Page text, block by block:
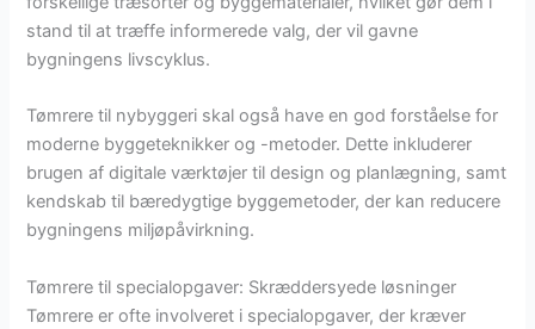
stand til at træffe informerede valg, der vil gavne
bygningens livscyklus.
Tømrere til nybyggeri skal også have en god forståelse for
moderne byggeteknikker og -metoder. Dette inkluderer
brugen af digitale værktøjer til design og planlægning, samt
kendskab til bæredygtige byggemetoder, der kan reducere
bygningens miljøpåvirkning.
Tømrere til specialopgaver: Skræddersyede løsninger
Tømrere er ofte involveret i specialopgaver, der kræver